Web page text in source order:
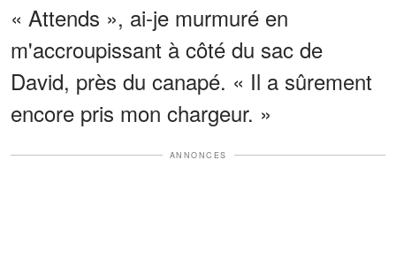
« Attends », ai-je murmuré en
m'accroupissant à côté du sac de
David, près du canapé. « Il a sûrement
encore pris mon chargeur. »
ANNONCES